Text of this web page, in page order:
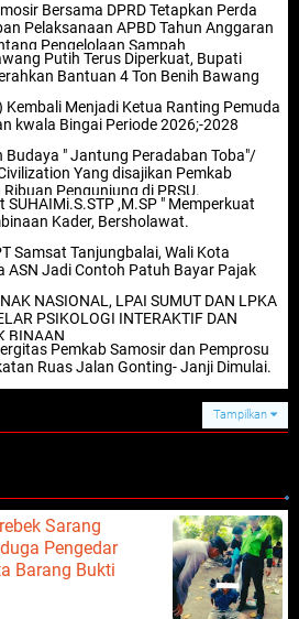
Bersama DPRD Tetapkan Perda
Pelaksanaan APBD Tahun Anggaran
Pengelolaan Sampah
Putih Terus Diperkuat, Bupati
Bantuan 4 Ton Benih Bawang
Kembali Menjadi Ketua Ranting Pemuda
kwala Bingai Periode 2026;-2028
Budaya " Jantung Peradaban Toba"/
Yang disajikan Pemkab
Pengunjung di PRSU.
SUHAIMi.S.STP ,M.SP " Memperkuat
Kader, Bersholawat.
Samsat Tanjungbalai, Wali Kota
ASN Jadi Contoh Patuh Bayar Pajak
NASIONAL, LPAI SUMUT DAN LPKA
PSIKOLOGI INTERAKTIF DAN
BINAAN
Pemkab Samosir dan Pemprosu
Ruas Jalan Gonting- Janji Dimulai.
Tampilkan
Sarang
Pengedar
Barang Bukti